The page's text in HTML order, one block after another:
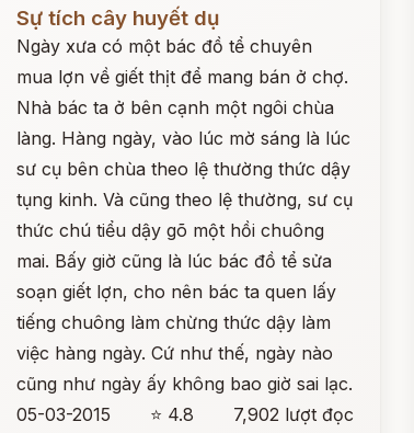
Sự tích cây huyết dụ
Ngày xưa có một bác đồ tể chuyên
mua lợn về giết thịt để mang bán ở chợ.
Nhà bác ta ở bên cạnh một ngôi chùa
làng. Hàng ngày, vào lúc mờ sáng là lúc
sư cụ bên chùa theo lệ thường thức dậy
tụng kinh. Và cũng theo lệ thường, sư cụ
thức chú tiểu dậy gõ một hồi chuông
mai. Bấy giờ cũng là lúc bác đồ tể sửa
soạn giết lợn, cho nên bác ta quen lấy
tiếng chuông làm chừng thức dậy làm
việc hàng ngày. Cứ như thế, ngày nào
cũng như ngày ấy không bao giờ sai lạc.
05-03-2015
⭐ 4.8
7,902 lượt đọc